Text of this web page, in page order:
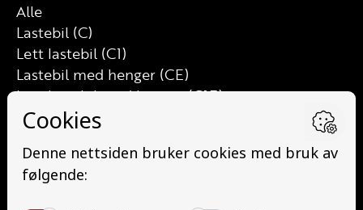
Alle
Lastebil (C)
Lett lastebil (C1)
Lastebil med henger (CE)
Lett lastebil med henger (C1E)
Buss (D)
Minibuss (D1)
Minibuss med henger (D1E)